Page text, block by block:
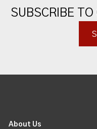
SUBSCRIBE
About Us